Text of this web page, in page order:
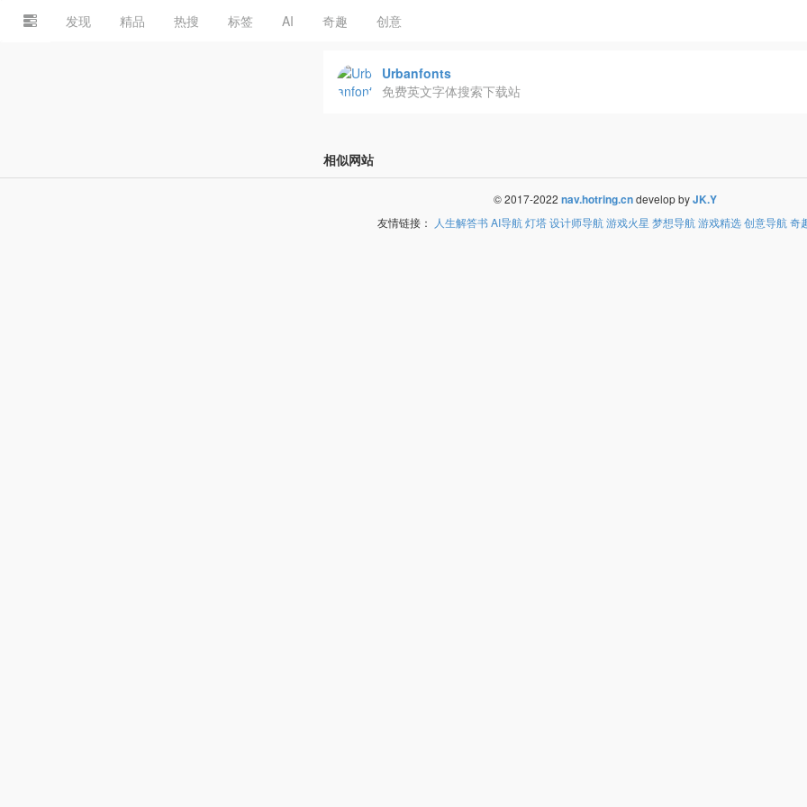
发现 精品 热搜 标签 AI 奇趣 创意
Urbanfonts
免费英文字体搜索下载站
相似网站
© 2017-2022 nav.hotring.cndevelop byJK.Y
友情链接： 人生解答书AI导航灯塔设计师导航游戏火星 梦想导航游戏精选创意导航奇